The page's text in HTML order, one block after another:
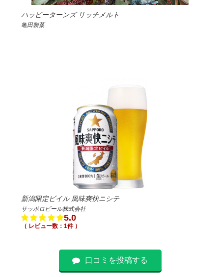
ハッピーターンズ リッチメルト
亀田製菓
新潟限定ビイル 風味爽快ニシテ
サッポロビール株式会社
5.0
（ レビュー数：1件 ）
口コミを投稿する